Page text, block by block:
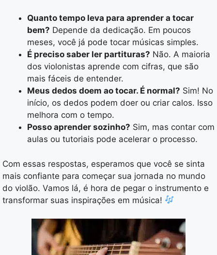
Quanto tempo leva para aprender a tocar
bem? Depende da dedicação. Em poucos
meses, você já pode tocar músicas simples.
É preciso saber ler partituras? Não. A maioria
dos violonistas aprende com cifras, que são
mais fáceis de entender.
Meus dedos doem ao tocar. É normal? Sim! No
início, os dedos podem doer ou criar calos. Isso
melhora com o tempo.
Posso aprender sozinho? Sim, mas contar com
aulas ou tutoriais pode acelerar o processo.
Com essas respostas, esperamos que você se sinta
mais confiante para começar sua jornada no mundo
do violão. Vamos lá, é hora de pegar o instrumento e
transformar suas inspirações em música!